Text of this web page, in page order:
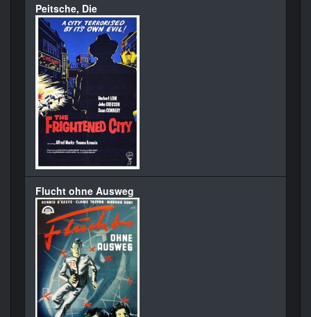
Peitsche, Die
Flucht ohne Ausweg